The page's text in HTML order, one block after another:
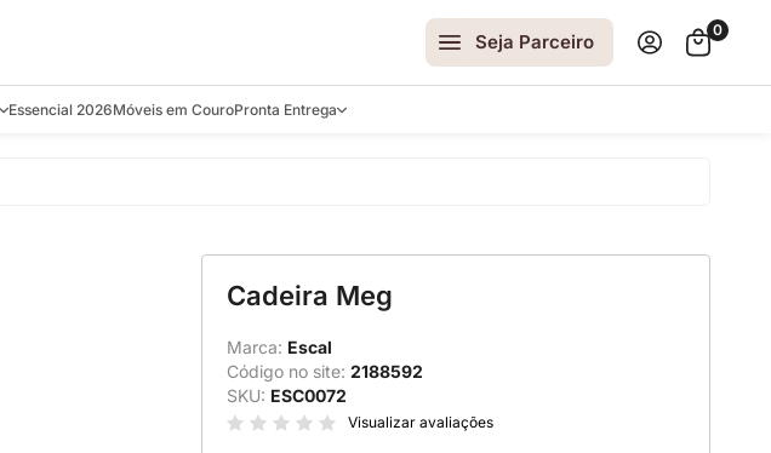
Seja Parceiro
0
Essencial 2026Móveis em CouroPronta Entrega
Decoração e Espelhos
Mesas de Apoio e Laterais
Mesas de Centro
Mesas de Jantar
Cadeira Meg
Marca: Escal
Código no site: 2188592
SKU: ESC0072
Visualizar avaliações